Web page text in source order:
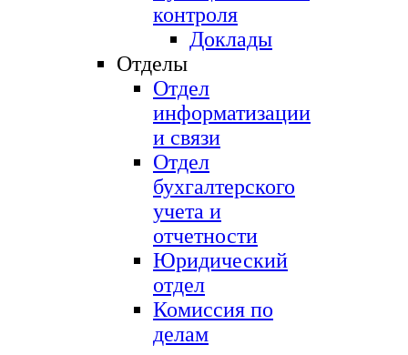
контроля
Доклады
Отделы
Отдел
информатизации
и связи
Отдел
бухгалтерского
учета и
отчетности
Юридический
отдел
Комиссия по
делам